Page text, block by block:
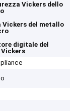
Vickers dello
Vickers del metallo
digitale del